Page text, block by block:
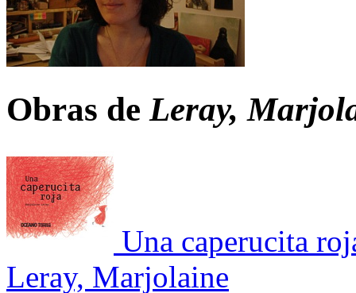
Obras de Leray,
Una caperucita
Leray, Marjolaine